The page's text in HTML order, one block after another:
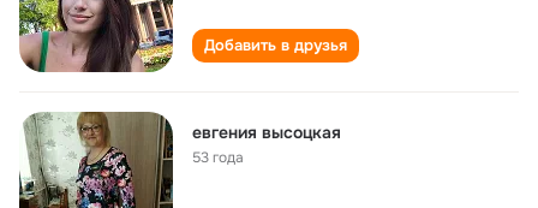
Добавить в друзья
евгения высоцкая
53 года